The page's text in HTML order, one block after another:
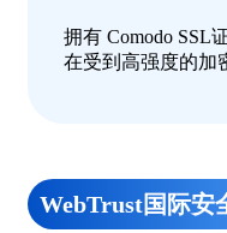
拥有 Comodo
在受到高强度的加
WebTrust国际安